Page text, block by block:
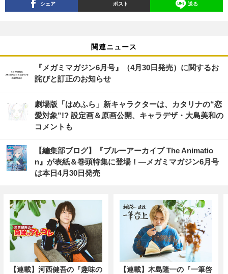
シェア ポスト 送る
関連ニュース
『メガミマガジン6月号』（4月30日発売）に関するお
詫びと訂正のお知らせ
劇場版「はめふら」新キャラクターは、カタリナの“恋
愛対象”!? 設定画＆原画公開、キャラデザ・大島美和の
コメントも
【編集部ブログ】『ブルーアーカイブ The Animatio
n』が表紙＆巻頭特集に登場！―メガミマガジン6月号
は本日4月30日発売
【連載】河西健吾の『趣味の
【連載】木島隆一の『一筆啓